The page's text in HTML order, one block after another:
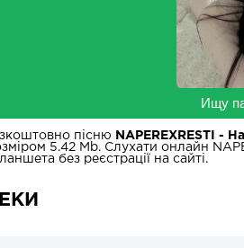
Ищу
пісню NAPEREXRESTI -
5.42 Mb. Слухати онлайн
без реєстрації на сайті.